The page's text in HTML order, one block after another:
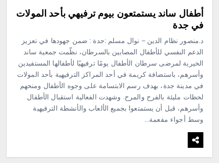
أطفال ساند يستمتعون بيوم ترفيهي بأحد المولات
في جدة
د.منصور نظام الدين – نوال مسلم :جدة : ضمن جهودها في تعزيز
الدعم النفسي للأطفال المصابين بالسرطان، نظّمت جمعية ساند
الخيرية لمرضى سرطان الأطفال يومًا ترفيهيًا لأطفالها المستفيدين
وأسرهم، باستضافة كريمة في أحد المراكز الترفيهية بأحد المولات
في مدينة جدة، بهدف رسم الابتسامة على وجوه الأطفال ومنحهم
لحظات مليئة بالفرح والمرح. وشهدت الفعالية استقبال الأطفال
وأسرهم، قبل أن يستمتعوا بجميع الألعاب والأنشطة الترفيهية
وسط أجواء مفعمة…